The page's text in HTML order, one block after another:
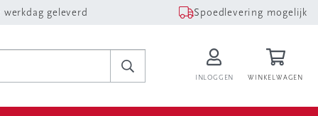
geleverd Spoedlevering mogelijk
INLOGGEN WINKELWAGEN